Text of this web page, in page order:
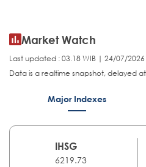
Market Watch
Last updated : 03.18 WIB | 24/07/2026
Data is a realtime snapshot, delayed
Major Indexes
IHSG
6219.73